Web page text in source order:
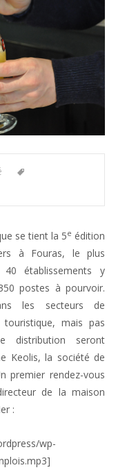
se tient la 5e édition
à Fouras, le plus
40 établissements y
postes à pourvoir.
les secteurs de
touristique, mais pas
distribution seront
Keolis, la société de
premier rendez-vous
de la maison
:
wp-